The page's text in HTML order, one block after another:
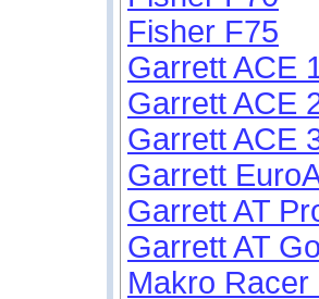
Fisher F75
Garrett ACE
Garrett ACE
Garrett ACE
Garrett
Garrett AT
Garrett AT
Makro Racer